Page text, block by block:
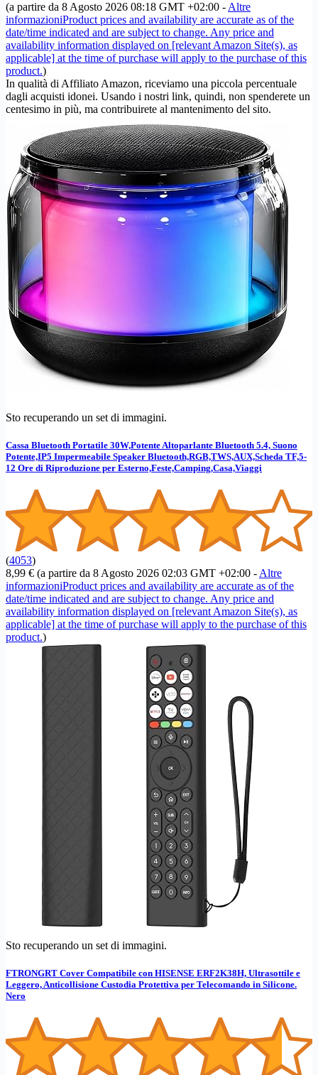
(a partire da 8 Agosto 2026 08:18 GMT +02:00 - Altre
informazioniProduct prices and availability are accurate as of the
date/time indicated and are subject to change. Any price and
availability information displayed on [relevant Amazon Site(s), as
applicable] at the time of purchase will apply to the purchase of this
product.)
In qualità di Affiliato Amazon, riceviamo una piccola percentuale
dagli acquisti idonei. Usando i nostri link, quindi, non spenderete un
centesimo in più, ma contribuirete al mantenimento del sito.
Sto recuperando un set di immagini.
Cassa Bluetooth Portatile 30W,Potente Altoparlante Bluetooth 5.4, Suono
Potente,IP5 Impermeabile Speaker Bluetooth,RGB,TWS,AUX,Scheda TF,5-
12 Ore di Riproduzione per Esterno,Feste,Camping,Casa,Viaggi
(4053)
8,99 € (a partire da 8 Agosto 2026 02:03 GMT +02:00 - Altre
informazioniProduct prices and availability are accurate as of the
date/time indicated and are subject to change. Any price and
availability information displayed on [relevant Amazon Site(s), as
applicable] at the time of purchase will apply to the purchase of this
product.)
Sto recuperando un set di immagini.
FTRONGRT Cover Compatibile con HISENSE ERF2K38H, Ultrasottile e
Leggero, Anticollisione Custodia Protettiva per Telecomando in Silicone.
Nero